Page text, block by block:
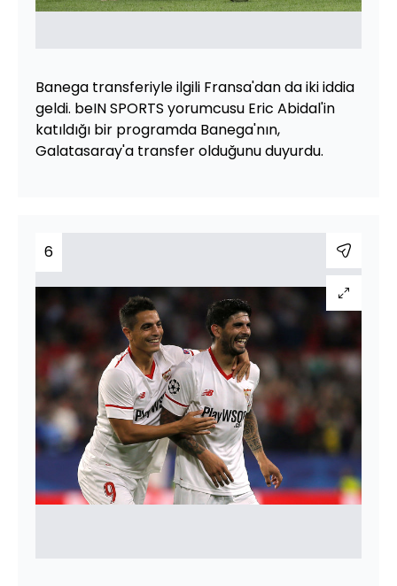
Banega transferiyle ilgili Fransa'dan da iki iddia
geldi. beIN SPORTS yorumcusu Eric Abidal'in
katıldığı bir programda Banega'nın,
Galatasaray'a transfer olduğunu duyurdu.
6